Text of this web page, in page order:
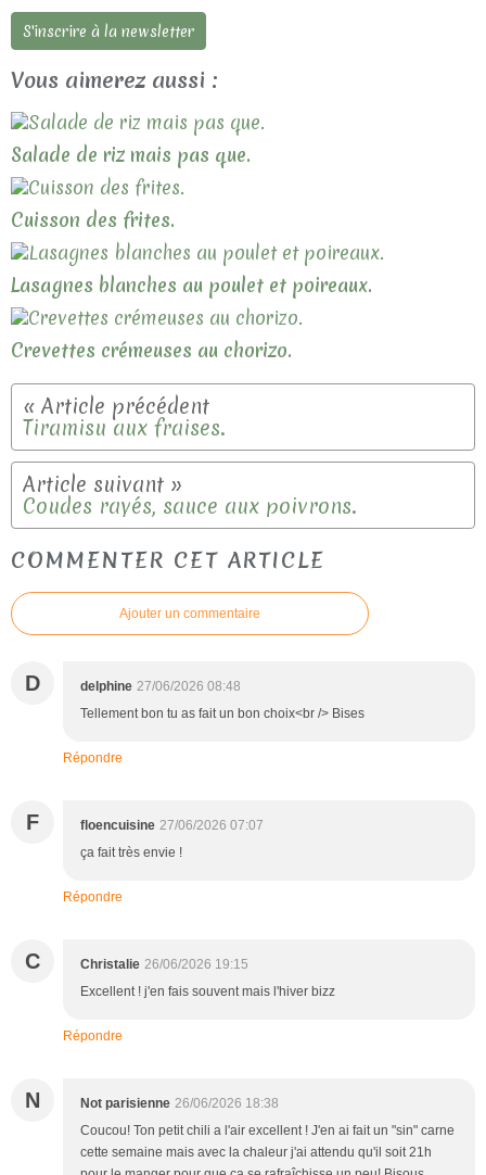
S'inscrire à la newsletter
Vous aimerez aussi :
Salade de riz mais pas que.
Cuisson des frites.
Lasagnes blanches au poulet et poireaux.
Crevettes crémeuses au chorizo.
Tiramisu aux fraises.
Coudes rayés, sauce aux poivrons.
COMMENTER CET ARTICLE
Ajouter un commentaire
D delphine 27/06/2026 08:48
Tellement bon tu as fait un bon choix<br /> Bises
Répondre
F floencuisine 27/06/2026 07:07
ça fait très envie !
Répondre
C Christalie 26/06/2026 19:15
Excellent ! j'en fais souvent mais l'hiver bizz
Répondre
N Not parisienne 26/06/2026 18:38
Coucou! Ton petit chili a l'air excellent ! J'en ai fait un "sin" carne
cette semaine mais avec la chaleur j'ai attendu qu'il soit 21h